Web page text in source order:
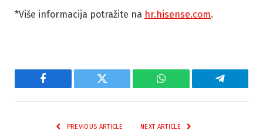
*Više informacija potražite na hr.hisense.com.
Facebook Twitter WhatsApp Telegram
PREVIOUS ARTICLE NEXT ARTICLE